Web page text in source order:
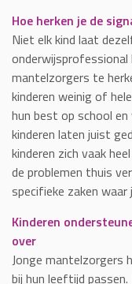
Hoe herken je de
Niet elk kind laat
mantelzorgers te
kinderen weinig of
hun best op school
kinderen laten juist
kinderen zich vaak
de problemen thuis
specifieke zaken
Kinderen
over
Jonge mantelzorgers
bij hun leeftijd